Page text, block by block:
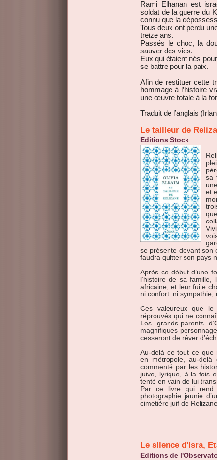
Rami Elhanan est
soldat de la guerre du
connu que la
Tous deux ont perdu
treize ans.
Passés le choc, la
sauver des vies.
Eux qui étaient nés
se battre pour la paix.
Afin de restituer cette
hommage à l’histoire
une œuvre totale à la
Traduit de l’anglais
Le tailleur de
Editions Stock
sa
et
se présente devant son
faudra quitter son pays
Après ce début d’une
l’histoire de sa
africaine, et leur fuite
ni confort, ni
Ces valeureux que
réprouvés qui ne
Les grands-parents
magnifiques
cesseront de rêver
Au-delà de tout ce que
en métropole, au-delà
commenté par les
juive, lyrique, à la fois
tenté en vain de lui
Par ce livre qui
photographie jaunie
cimetière juif de
Le silence d'Isra,
Editions de